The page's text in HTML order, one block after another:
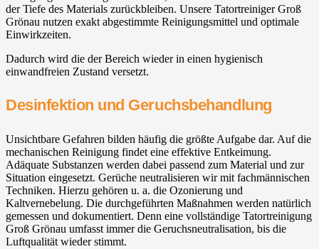
der Tiefe des Materials zurückbleiben. Unsere Tatortreiniger Groß
Grönau nutzen exakt abgestimmte Reinigungsmittel und optimale
Einwirkzeiten.
Dadurch wird die der Bereich wieder in einen hygienisch
einwandfreien Zustand versetzt.
Desinfektion und Geruchsbehandlung
Unsichtbare Gefahren bilden häufig die größte Aufgabe dar. Auf die
mechanischen Reinigung findet eine effektive Entkeimung.
Adäquate Substanzen werden dabei passend zum Material und zur
Situation eingesetzt. Gerüche neutralisieren wir mit fachmännischen
Techniken. Hierzu gehören u. a. die Ozonierung und
Kaltvernebelung. Die durchgeführten Maßnahmen werden natürlich
gemessen und dokumentiert. Denn eine vollständige Tatortreinigung
Groß Grönau umfasst immer die Geruchsneutralisation, bis die
Luftqualität wieder stimmt.